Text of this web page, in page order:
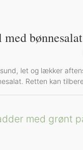
bønnesalat
let og lækker
Retten kan